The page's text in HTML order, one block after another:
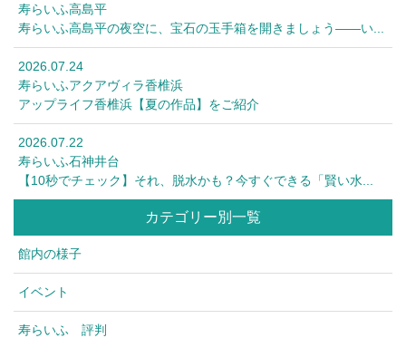
寿らいふ高島平
寿らいふ高島平の夜空に、宝石の玉手箱を開きましょう――い...
2026.07.24
寿らいふアクアヴィラ香椎浜
アップライフ香椎浜【夏の作品】をご紹介
2026.07.22
寿らいふ石神井台
【10秒でチェック】それ、脱水かも？今すぐできる「賢い水...
カテゴリー別一覧
館内の様子
イベント
寿らいふ 評判